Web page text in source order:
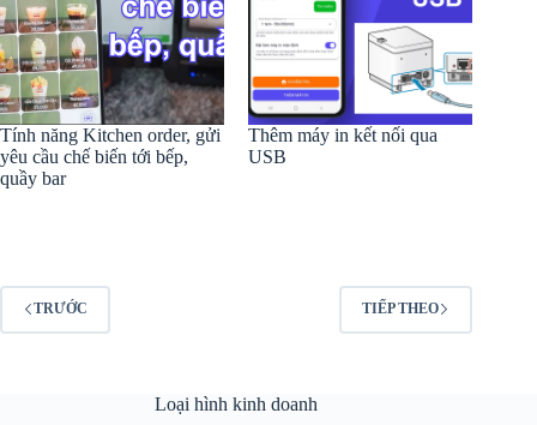
Tính năng Kitchen order, gửi
yêu cầu chế biến tới bếp,
quầy bar
Thêm máy in kết nối qua
USB
TRƯỚC TIẾP THEO
Loại hình kinh doanh